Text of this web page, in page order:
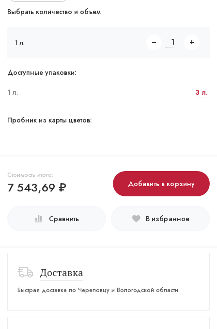
Выбрать количество и объем
1 л.
Доступные упаковки:
1 л. 3 л.
Пробник из карты цветов:
Стоимость итого:
7 543,69 ₽ Добавить в корзину
Сравнить В избранное
Доставка
Быстрая доставка по Череповцу и Вологодской области.